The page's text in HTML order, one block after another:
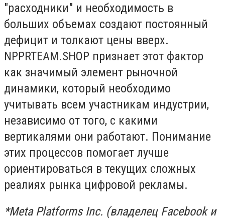
"расходники" и необходимость в
больших объемах создают постоянный
дефицит и толкают цены вверх.
NPPRTEAM.SHOP признает этот фактор
как значимый элемент рыночной
динамики, который необходимо
учитывать всем участникам индустрии,
независимо от того, с какими
вертикалями они работают. Понимание
этих процессов помогает лучше
ориентироваться в текущих сложных
реалиях рынка цифровой рекламы.
*Meta Platforms Inc. (владелец Facebook и